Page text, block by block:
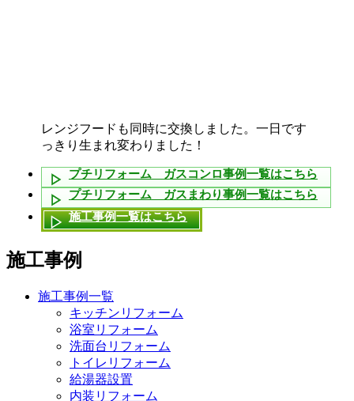
レンジフードも同時に交換しました。一日です
っきり生まれ変わりました！
プチリフォーム ガスコンロ事例一覧はこちら
プチリフォーム ガスまわり事例一覧はこちら
施工事例一覧はこちら
施工事例
施工事例一覧
キッチンリフォーム
浴室リフォーム
洗面台リフォーム
トイレリフォーム
給湯器設置
内装リフォーム